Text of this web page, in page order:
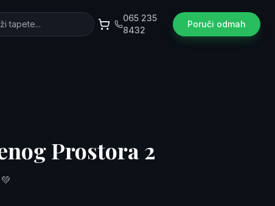
065 235
8432
Poruči odmah
Prostorа 2